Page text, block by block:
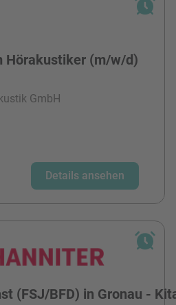
Hörakustiker (m/w/d)
GmbH
Details ansehen
(FSJ/BFD) in Gronau -